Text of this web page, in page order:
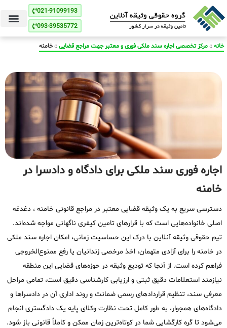
021-91099193
093-39535772
خانه »مرکز تخصصی اجاره سند ملکی فوری و معتبر جهت مراجع قضایی »خامنه
اجاره فوری سند ملکی برای دادگاه و دادسرا در
خامنه
دسترسی سریع به یک وثیقه قضایی معتبر در مراجع قانونی خامنه ، دغدغه
اصلی خانواده‌هایی است که با قرارهای تامین کیفری ناگهانی مواجه شده‌اند.
تیم حقوقی وثیقه آنلاین با درک این حساسیت زمانی، امکان اجاره سند ملکی
در خامنه را برای آزادی متهمان، اخذ مرخصی زندانیان یا رفع ممنوع‌الخروجی
فراهم کرده است. از آنجا که تودیع وثیقه در حوزه‌های قضایی این منطقه
نیازمند استعلامات دقیق ثبتی و ارزیابی کارشناسی دقیق است، تمامی مراحل
معرفی سند، تنظیم قراردادهای رسمی ضمانت و روند اداری آن در دادسراها و
دادگاه‌های همجوار، به طور کامل تحت نظارت وکلای پایه یک دادگستری انجام
می‌شود تا گره کارگشایی شما در کوتاه‌ترین زمان ممکن و کاملاً قانونی باز شود.